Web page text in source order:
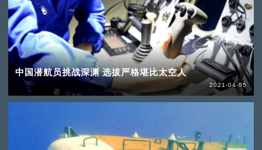
中国潜航员挑战深渊 选拔严格堪比太空人
2021-04-05